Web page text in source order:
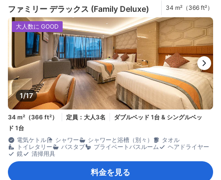
ファミリー デラックス (Family Deluxe) 34 m²（366 ft²）
1/17
大人数に GOOD
34 m²（366 ft²） 定員：大人3名
ダブルベッド 1台 & シングルベッ
ド 1台
電気ケトル
シャワー シャワーと浴槽（別々）
タオル
トイレタリー
バスタブ プライベートバスルーム
ヘアドライヤー
鏡
清掃用具
料金を見る